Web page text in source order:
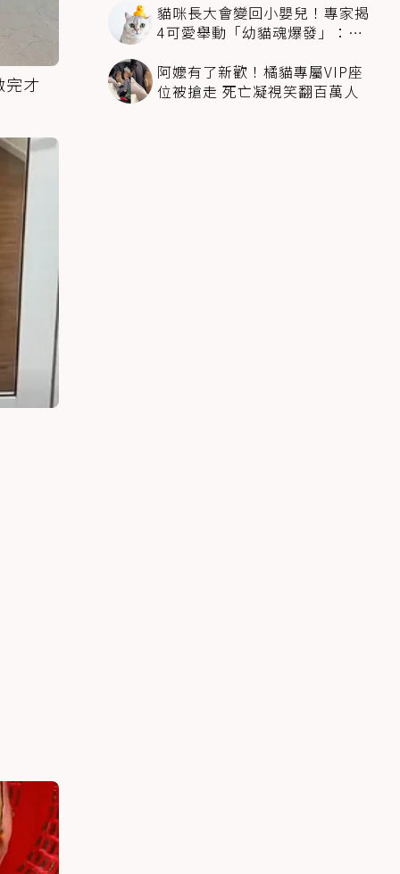
完才
貓咪長大會變回小嬰兒！專家揭
4可愛舉動「幼貓魂爆發」：本
阿嬤有了新歡！橘貓專屬VIP座
位被搶走 死亡凝視笑翻百萬人